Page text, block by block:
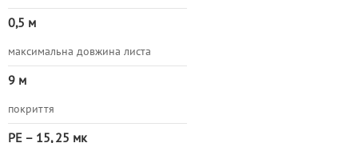
0,5 м
максимальна довжина листа
9 м
покриття
PE – 15, 25 мк